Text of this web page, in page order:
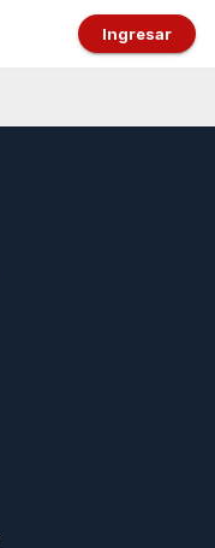
Ingresar